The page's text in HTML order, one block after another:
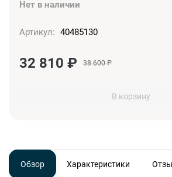
Нет в наличии
Артикул: 40485130
32 810 ₽ 38 600₽
В корзину
Обзор Характеристики